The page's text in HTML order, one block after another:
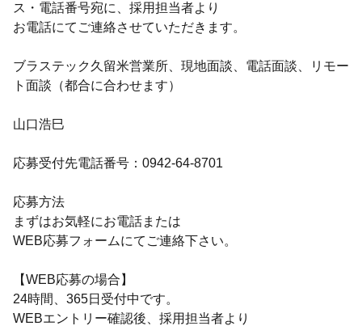
ス・電話番号宛に、採用担当者より
お電話にてご連絡させていただきます。
ブラステック久留米営業所、現地面談、電話面談、リモー
ト面談（都合に合わせます）
山口浩巳
応募受付先電話番号：0942-64-8701
応募方法
まずはお気軽にお電話または
WEB応募フォームにてご連絡下さい。
【WEB応募の場合】
24時間、365日受付中です。
WEBエントリー確認後、採用担当者より